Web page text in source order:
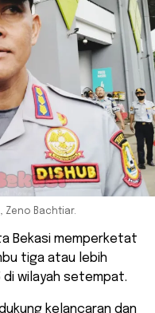
Zeno Bachtiar.
Bekasi memperketat
tiga atau lebih
di wilayah setempat.
kelancaran dan